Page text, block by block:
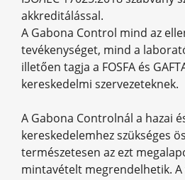
akkreditálással.
A Gabona Control mind az
tevékenységet, mind a
illetően tagja a FOSFA és
kereskedelmi szervezeteknek.
A Gabona Controlnál a hazai
kereskedelemhez szükséges
természetesen az ezt
mintavételt megrendelhetik. A